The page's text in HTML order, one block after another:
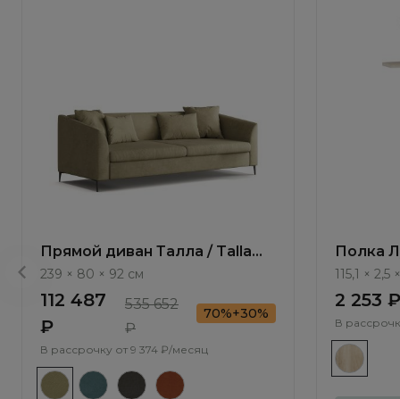
Прямой диван Талла / Talla
ММ100.4 с механизмом Пума
239 × 80 × 92 см
112 487
₽
535 652
₽
70%+30%
В рассрочку от 9 374 ₽/месяц
Полка
115,1 × 2,5
2 253 ₽
В